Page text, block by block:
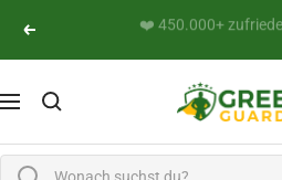
Previous
👨‍🔬 Persönliche
Navigation
Green Guardia